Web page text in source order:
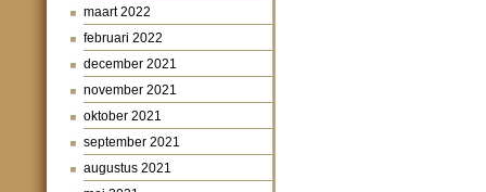
maart 2022
februari 2022
december 2021
november 2021
oktober 2021
september 2021
augustus 2021